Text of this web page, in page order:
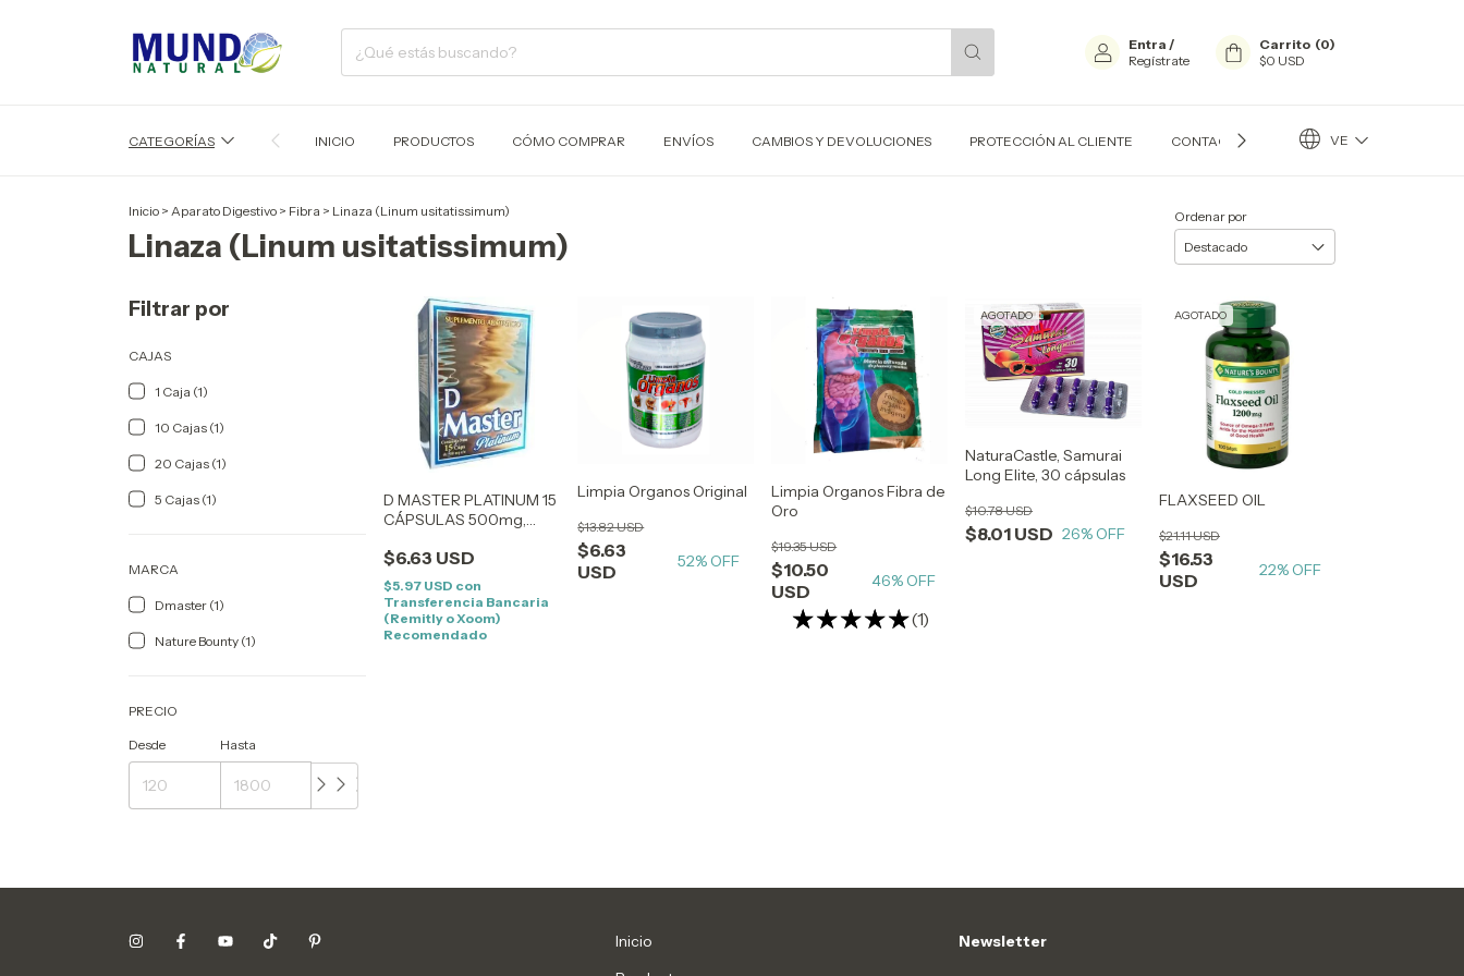
Entra /
Regístrate
Carrito (0)
$0 USD
CATEGORÍAS INICIO PRODUCTOS CÓMO COMPRAR ENVÍOS CAMBIOS Y DEVOLUCIONES PROTECCIÓN AL CLIENTE CONTACTO BLOG VE
Inicio > Aparato Digestivo > Fibra > Linaza (Linum usitatissimum)
Linaza (Linum usitatissimum)
Ordenar por
Filtrar por
CAJAS
1 Caja (1)
10 Cajas (1)
20 Cajas (1)
5 Cajas (1)
MARCA
Dmaster (1)
Nature Bounty (1)
PRECIO
Desde Hasta
D MASTER PLATINUM 15
CÁPSULAS 500mg,
PLATINUM
$6.63 USD
$5.97 USD con
Transferencia Bancaria
(Remitly o Xoom)
Recomendado
Limpia Organos Original
$6.63
USD
$13.82 USD
52% OFF
Limpia Organos Fibra de
Oro
$10.50
USD
$19.35 USD
46% OFF
(1)
AGOTADO
NaturaCastle, Samurai
Long Elite, 30 cápsulas
$8.01 USD
$10.78 USD
26% OFF
AGOTADO
FLAXSEED OIL
$16.53
USD
$21.11 USD
22% OFF
Inicio
Newsletter